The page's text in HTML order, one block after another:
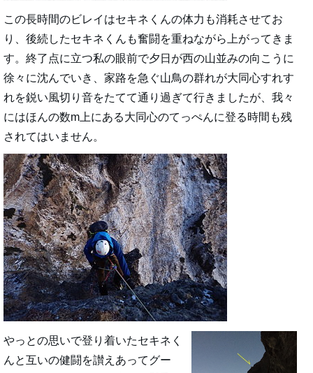
この長時間のビレイはセキネくんの体力も消耗させてお
り、後続したセキネくんも奮闘を重ねながら上がってきま
す。終了点に立つ私の眼前で夕日が西の山並みの向こうに
徐々に沈んでいき、家路を急ぐ山鳥の群れが大同心すれす
れを鋭い風切り音をたてて通り過ぎて行きましたが、我々
にはほんの数m上にある大同心のてっぺんに登る時間も残
されてはいません。
やっとの思いで登り着いたセキネく
んと互いの健闘を讃えあってグー